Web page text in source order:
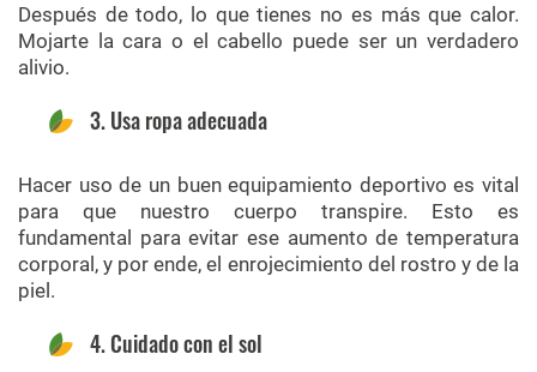
Después de todo, lo que tienes no es más que calor.
Mojarte la cara o el cabello puede ser un verdadero
alivio.
3. Usa ropa adecuada
Hacer uso de un buen equipamiento deportivo es vital
para que nuestro cuerpo transpire. Esto es
fundamental para evitar ese aumento de temperatura
corporal, y por ende, el enrojecimiento del rostro y de la
piel.
4. Cuidado con el sol